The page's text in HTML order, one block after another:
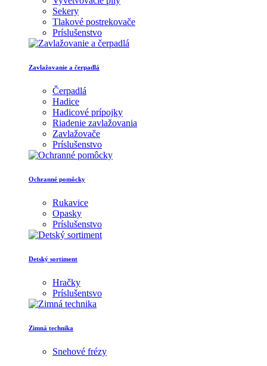
Sekery
Tlakové postrekovače
Príslušenstvo
Zavlažovanie a čerpadlá
Čerpadlá
Hadice
Hadicové prípojky
Riadenie zavlažovania
Zavlažovače
Príslušenstvo
Ochranné pomôcky
Rukavice
Opasky
Príslušenstvo
Detský sortiment
Hračky
Príslušentsvo
Zimná technika
Snehové frézy